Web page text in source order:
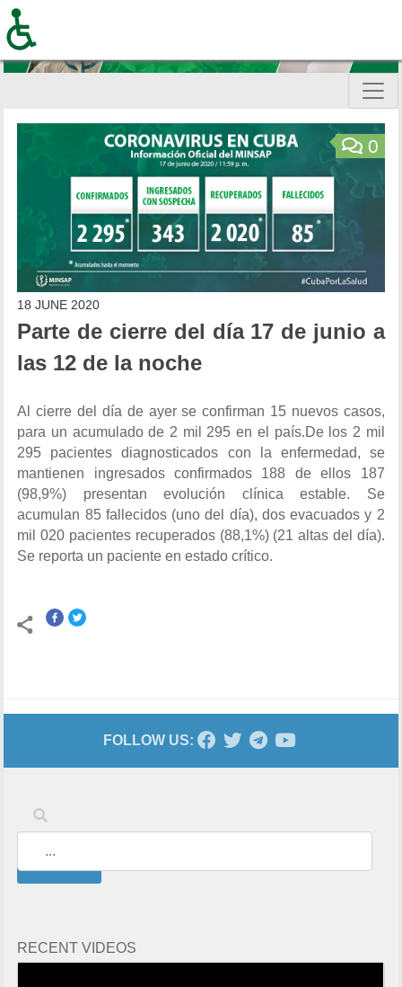
content
Inicio 0
18 JUNE 2020
Parte de cierre del día 17 de junio a
las 12 de la noche
Al cierre del día de ayer se confirman 15 nuevos casos,
para un acumulado de 2 mil 295 en el país.De los 2 mil
295 pacientes diagnosticados con la enfermedad, se
mantienen ingresados confirmados 188 de ellos 187
(98,9%) presentan evolución clínica estable. Se
acumulan 85 fallecidos (uno del día), dos evacuados y 2
mil 020 pacientes recuperados (88,1%) (21 altas del día).
Se reporta un paciente en estado crítico.
FOLLOW US:
Keywords
RECENT VIDEOS